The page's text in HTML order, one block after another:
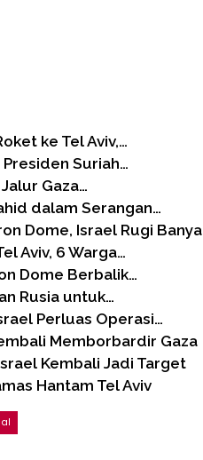
ke Tel Aviv,…
Suriah…
Gaza…
dalam Serangan…
Dome, Israel Rugi
Aviv, 6 Warga…
Dome Berbalik…
Rusia untuk…
Perluas Operasi…
Memborbardir Gaza
Kembali Jadi Target
Hantam Tel Aviv